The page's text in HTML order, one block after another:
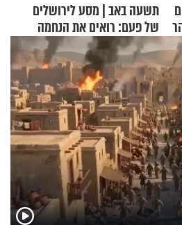
תשעה באב | מסע לירושלים
של פעם: רואים את הנחמה